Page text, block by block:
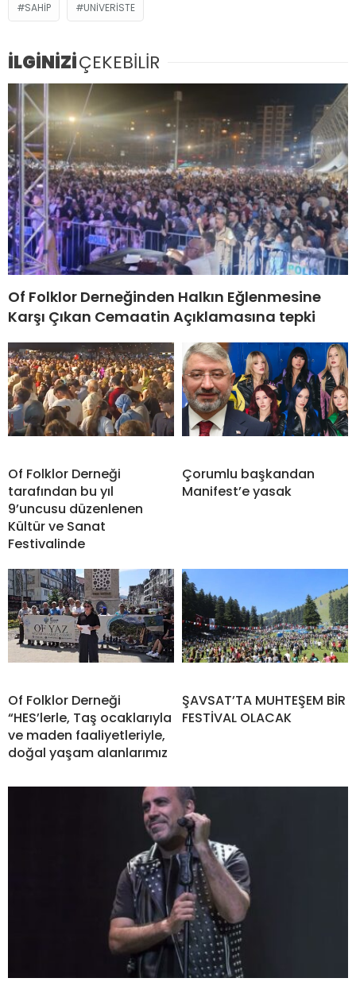
SAHIP UNIVERISTE
İLGİNİZİÇEKEBİLİR
Of Folklor Derneğinden Halkın Eğlenmesine
Karşı Çıkan Cemaatin Açıklamasına tepki
Of Folklor Derneği
tarafından bu yıl
9’uncusu düzenlenen
Kültür ve Sanat
Festivalinde
Çorumlu başkandan
Manifest’e yasak
Of Folklor Derneği
“HES’lerle, Taş ocaklarıyla
ve maden faaliyetleriyle,
doğal yaşam alanlarımız
ŞAVSAT’TA MUHTEŞEM BİR
FESTİVAL OLACAK